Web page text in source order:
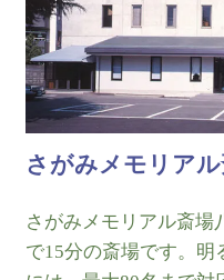
さがみメモリアル
さがみメモリアル斎場
で15分の斎場です。